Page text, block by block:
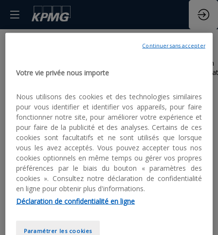
Toutes les
Offres
partenaires
PARTENAIRES
Aucun
résultat
Votre vie privée nous importe
Nous utilisons des cookies et des technologies similaires
pour vous identifier et identifier vos appareils, pour faire
fonctionner notre site, pour améliorer votre expérience et
pour faire de la publicité et des analyses. Certains de ces
cookies sont facultatifs et ne sont utilisés que lorsque
vous les avez acceptés. Vous pouvez accepter tous nos
cookies optionnels en même temps ou gérer vos propres
préférences par le biais du bouton « paramètres des
cookies ». Consultez notre déclaration de confidentialité
en ligne pour obtenir plus d'informations.
Déclaration de confidentialité en ligne
Paramétrer les cookies
Continuer sans accepter